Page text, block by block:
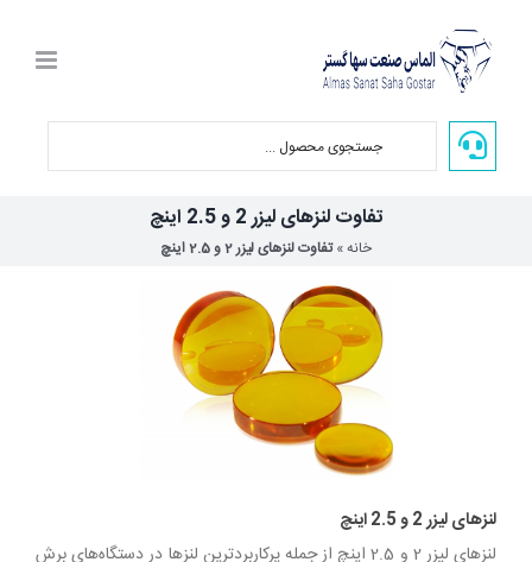
content
تفاوت لنزهای لیزر 2 و 2.5 اینچ
خانه»تفاوت لنزهای لیزر 2 و 2.5 اینچ
لنزهای لیزر 2 و 2.5 اینچ
لنزهای لیزر 2 و 2.5 اینچ از جمله پرکاربردترین لنزها در دستگاه‌های برش